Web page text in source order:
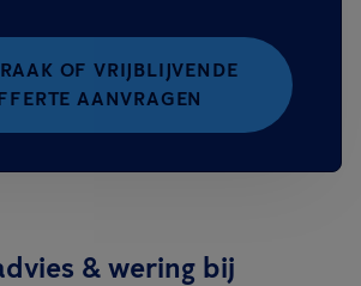
OF VRIJBLIJVENDE
AANVRAGEN
& wering bij